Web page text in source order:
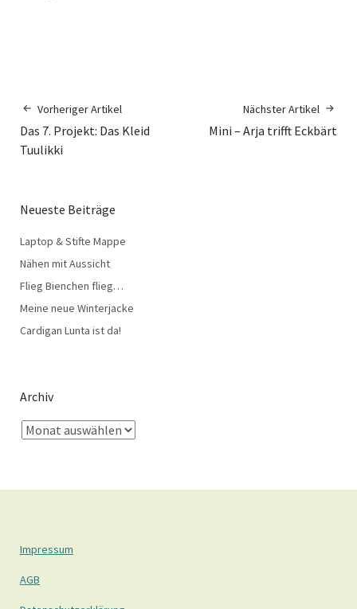
Vorheriger Artikel
Das 7. Projekt: Das Kleid
Tuulikki
Nächster Artikel
Mini – Arja trifft Eckbärt
Neueste Beiträge
Laptop & Stifte Mappe
Nähen mit Aussicht
Flieg Bienchen flieg…
Meine neue Winterjacke
Cardigan Lunta ist da!
Archiv
Impressum
AGB